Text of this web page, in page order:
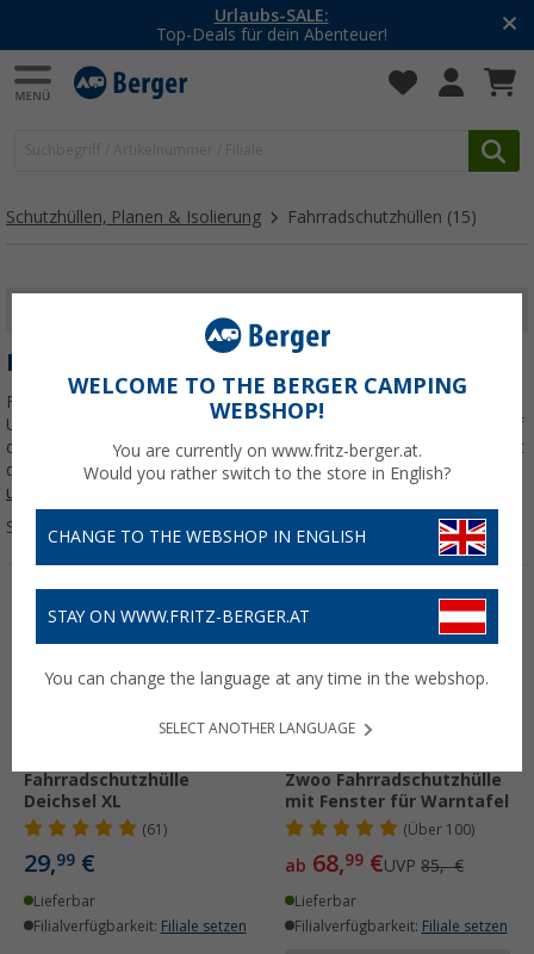
Urlaubs-SALE:
Top-Deals für dein Abenteuer!
Schutzhüllen, Planen & Isolierung Fahrradschutzhüllen (15)
FAHRRADSCHUTZHÜLLEN
Fahrradabdeckungen schützen deine Räder zuverlässig vor Regen,
UV-Strahlung, Schmutz und Witterung – egal ob beim Transport auf
dem Fahrzeugträger oder bei der Lagerung. Bei Fritz Berger findest
du passende Fahrradplanen und SchutzhüllenJetzt mehr über
unsere Kategorie
Sortieren:
Fahrradschutzhülle
Deichsel XL
(61)
29,99 €
Lieferbar
Filialverfügbarkeit: Filiale setzen
%
Zwoo Fahrradschutzhülle
mit Fenster für Warntafel
(Über100)
ab 68,99 €UVP 85,- €
Lieferbar
Filialverfügbarkeit: Filiale setzen
WELCOME TO THE BERGER CAMPING
WEBSHOP!
You are currently on www.fritz-berger.at.
Would you rather switch to the store in English?
CHANGE TO THE WEBSHOP IN ENGLISH
STAY ON WWW.FRITZ-BERGER.AT
You can change the language at any time in the webshop.
SELECT ANOTHER LANGUAGE